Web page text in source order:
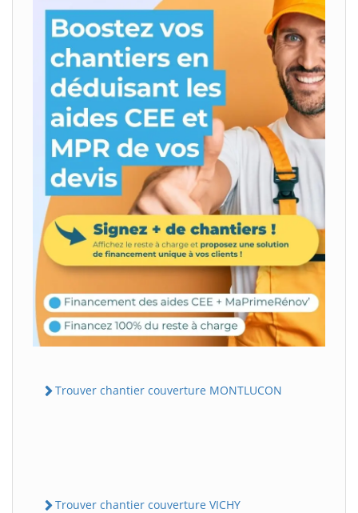
Trouver chantier couverture MONTLUCON
Trouver chantier couverture VICHY